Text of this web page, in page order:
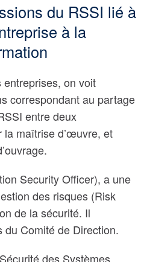
du RSSI lié à
à la
on voit
correspondant au partage
entre deux
la maîtrise d’œuvre, et
Security Officer), a une
des risques (Risk
de la sécurité. Il
Comité de Direction.
des Systèmes